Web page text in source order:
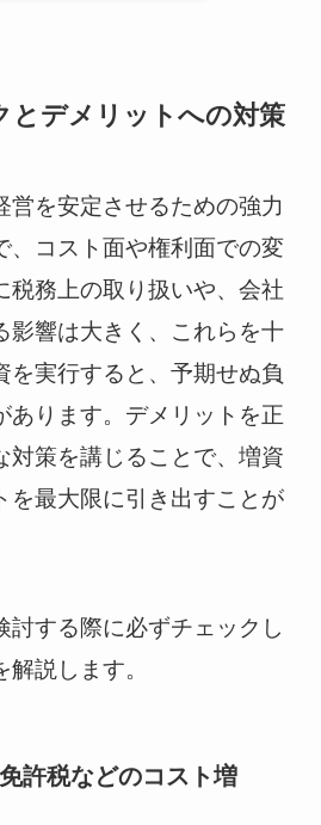
とデメリットへの対策
営を安定させるための強力
、コスト面や権利面での変
税務上の取り扱いや、会社
影響は大きく、これらを十
を実行すると、予期せぬ負
あります。デメリットを正
対策を講じることで、増資
を最大限に引き出すことが
討する際に必ずチェックし
説します。
許税などのコスト増